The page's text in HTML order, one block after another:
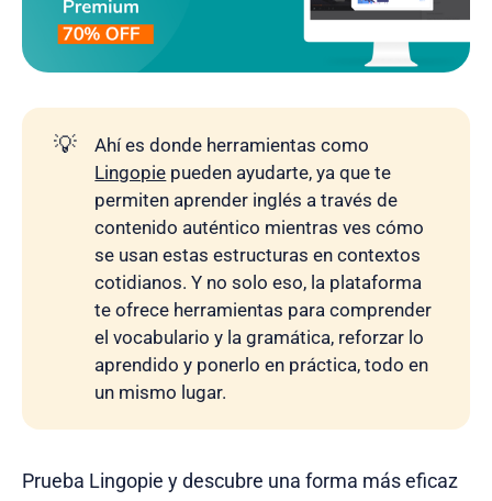
💡
Ahí es donde herramientas como
Lingopie pueden ayudarte, ya que te
permiten aprender inglés a través de
contenido auténtico mientras ves cómo
se usan estas estructuras en contextos
cotidianos. Y no solo eso, la plataforma
te ofrece herramientas para comprender
el vocabulario y la gramática, reforzar lo
aprendido y ponerlo en práctica, todo en
un mismo lugar.
Prueba Lingopie y descubre una forma más eficaz